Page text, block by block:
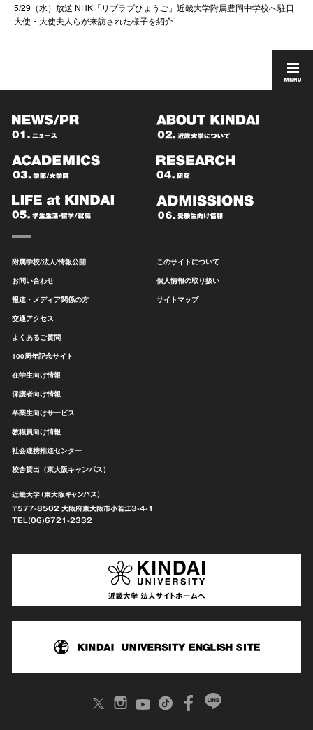
5/29（水）放送 NHK「リブラブひょうご」近畿大学附属豊岡中学校へ駐日
大使・大使夫人らが来訪された様子を紹介
附属学校/法人/情報公開
お問い合わせ
報道・メディア関係の方
交通アクセス
よくあるご質問
100周年記念サイト
在学生向け情報
保護者向け情報
卒業生向けサービス
教職員向け情報
社会連携推進センター
校舎貸出（東大阪キャンパス）
このサイトについて
個人情報の取り扱い
サイトマップ
近畿大学（東大阪キャンパス）
〒577-8502 大阪府東大阪市小若江3-4-1
TEL(06)6721-2332